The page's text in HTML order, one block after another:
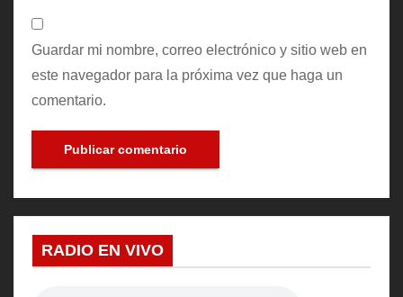
Guardar mi nombre, correo electrónico y sitio web en
este navegador para la próxima vez que haga un
comentario.
RADIO EN VIVO